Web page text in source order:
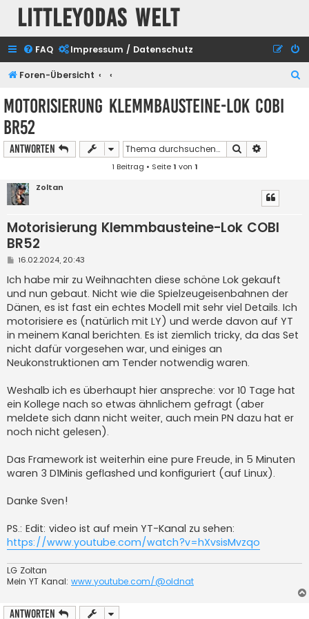
Littleyodas Welt
FAQ Impressum / Datenschutz
Foren-Übersicht
Motorisierung Klemmbausteine-Lok COBI
BR52
Antworten Suche
1 Beitrag • Seite1 von 1
Zoltan
Motorisierung Klemmbausteine-Lok COBI
BR52
B
i
t
r
a
g
16.02.2024, 20:43
Ich habe mir zu Weihnachten diese schöne Lok gekauft
und nun gebaut. Nicht wie die Spielzeugeisenbahnen der
Dänen, es ist fast ein echtes Modell mit sehr viel Details. Ich
motorisiere es (natürlich mit LY) und werde davon auf YT
in meinem Kanal berichten. Es ist ziemlich tricky, da das Set
nicht dafür vorgesehen war, und einiges an
Neukonstruktionen am Tender notwendig waren.
Weshalb ich es überhaupt hier anspreche: vor 10 Tage hat
ein Kollege nach so etwas ähnlichem gefragt (aber
meldete sich dann nicht weiter, auch mein PN dazu hat er
noch nicht gelesen).
Das Framework ist weiterhin eine pure Freude, in 5 Minuten
waren 3 D1Minis geflashed und konfiguriert (auf Linux).
Danke Sven!
PS.: Edit: video ist auf mein YT-Kanal zu sehen:
https://www.youtube.com/watch?v=hXvsisMvzqo
LG Zoltan
Mein YT Kanal: www.youtube.com/@oldnat
Antworten